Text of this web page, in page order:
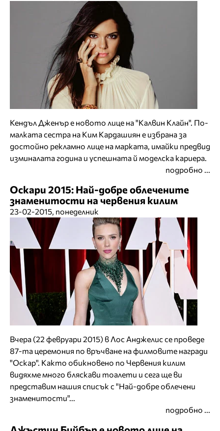
Кендъл Дженър е новото лице на "Калвин Клайн". По-
малката сестра на Ким Кардашиян е избрана за
достойно рекламно лице на марката, имайки предвид
изминалата година и успешната й моделска кариера.
подробно ...
Оскари 2015: Най-добре облечените
знаменитости на червения килим
23-02-2015, понеделник
Вчера (22 февруари 2015) в Лос Анджелис се проведе
87-та церемония по връчване на филмовите награди
"Оскар". Както обикновено по Червения килим
видяхме много бляскави тоалети и сега ще ви
представим нашия списък с "Най-добре облечени
знаменитости"...
подробно ...